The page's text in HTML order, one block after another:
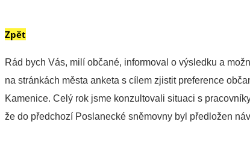
Zpět
Rád bych Vás, milí občané, informoval o výsledku a
na stránkách města anketa s cílem zjistit preference
Kamenice. Celý rok jsme konzultovali situaci s
že do předchozí Poslanecké sněmovny byl předložen